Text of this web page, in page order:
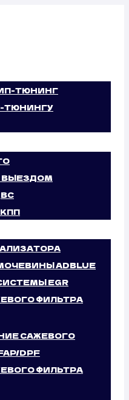
ТЮНИНГ
ТЮНИНГУ
ВЫЕЗДОМ
ADBLUE
EGR
ФИЛЬТРА
САЖЕВОГО
DPF
ФИЛЬТРА
CLIO
2.0
прошивок